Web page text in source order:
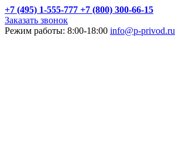
+7 (495) 1-555-777 +7 (800) 300-66-15
Заказать звонок
Режим работы: 8:00-18:00 info@p-privod.ru